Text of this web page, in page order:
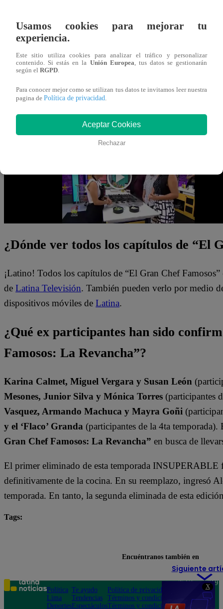
X
recibió un duro comentario por parte de Javier Masías.
Sin embargo, Javier Masías la destruyó por completo.
acotó el juez.
Este lunes 18 de diciembre, se transmitió un episodio
La navidad está cerca y por eso, los participantes
Christian Ysla regresa a la cocina en la que promete dar
¿Dónde ver todos los capítulos de “El
¡Latino! Todos los capítulos de “El Gran Chef
de Latina Televisión. También pueden verlo por medio
dispositivos móviles de Latina.
¿Qué ex participantes han sido
Famosos: La Revancha”?
Karina Calmet, Miguel Vergara y Susan León
Mesones, Junior Silva y Mónica Torres (participantes
Vasquez, Armando Machuca y Mayra Goñi
y el ‘Flaco’ Granda (participantes de la 4ta temporada).
Gran Chef Famosos: La Revancha” en busca de
El primer eliminado de esta temporada INSUPERABLE
definitivamente de la cocina. En su reemplazo, ingresó
temporada. En tanto, la segunda eliminada de esta
Tags:
Siguiente
Usamos cookies para mejorar tu
experiencia.
Este sitio utiliza cookies para analizar el tráfico y personalizar
contenido. Si estás en la Unión Europea , tus datos se gestionarán
según el RGPD
Para conocer mejor como se utilizan tus datos te invitamos leer nuestra
pagina de Política de privacidad
Aceptar Cookies
Rechazar
Encuéntranos también en
Política
Lima
Deportes
Te ayudo
Tendencias
Espectáculos
Política de privacidad
Términos y condiciones
Términos y condiciones
Teléfono: 219
Av. San
Felipe 968